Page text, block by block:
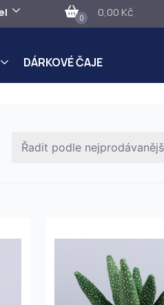
0 0,00 Kč
DÁRKOVÉ ČAJE